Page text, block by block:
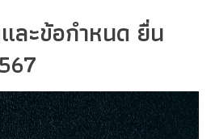
ละข้อกำหนด ยื่น